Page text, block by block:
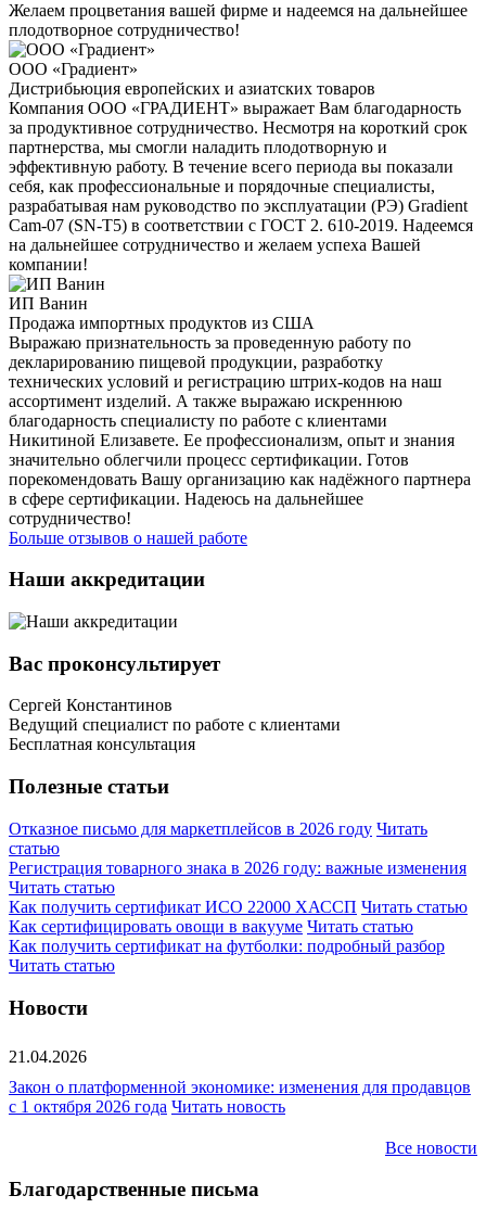
Желаем процветания вашей фирме и надеемся на дальнейшее
плодотворное сотрудничество!
ООО «Градиент»
Дистрибьюция европейских и азиатских товаров
Компания ООО «ГРАДИЕНТ» выражает Вам благодарность
за продуктивное сотрудничество. Несмотря на короткий срок
партнерства, мы смогли наладить плодотворную и
эффективную работу. В течение всего периода вы показали
себя, как профессиональные и порядочные специалисты,
разрабатывая нам руководство по эксплуатации (РЭ) Gradient
Cam-07 (SN-T5) в соответствии с ГОСТ 2. 610-2019. Надеемся
на дальнейшее сотрудничество и желаем успеха Вашей
компании!
ИП Ванин
Продажа импортных продуктов из США
Выражаю признательность за проведенную работу по
декларированию пищевой продукции, разработку
технических условий и регистрацию штрих-кодов на наш
ассортимент изделий. А также выражаю искреннюю
благодарность специалисту по работе с клиентами
Никитиной Елизавете. Ее профессионализм, опыт и знания
значительно облегчили процесс сертификации. Готов
порекомендовать Вашу организацию как надёжного партнера
в сфере сертификации. Надеюсь на дальнейшее
сотрудничество!
Больше отзывов о нашей работе
Наши аккредитации
Вас проконсультирует
Сергей Константинов
Ведущий специалист по работе с клиентами
Бесплатная консультация
Полезные статьи
Отказное письмо для маркетплейсов в 2026 году Читать
статью
Регистрация товарного знака в 2026 году: важные изменения
Читать статью
Как получить сертификат ИСО 22000 ХАССП Читать статью
Как сертифицировать овощи в вакууме Читать статью
Как получить сертификат на футболки: подробный разбор
Читать статью
Новости
21.04.2026
Закон о платформенной экономике: изменения для продавцов
с 1 октября 2026 года Читать новость
Все новости
Благодарственные письма